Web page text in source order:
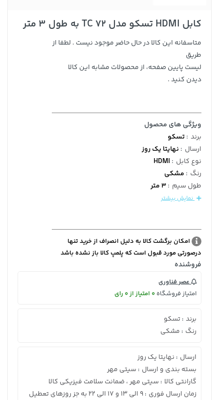
کابل HDMI تسکو مدل TC 72 به طول 3 متر
متاسفانه این کالا در حال حاضر موجود نیست . لطفا از
طریق
لیست پایین صفحه، از محصولات مشابه این کالا
دیدن کنید .
ویژگی های محصول
برند :تسکو
ارسال : نهایتا یک روز
نوع کابل :
HDMI
رنگ : مشکی
طول سیم :3 متر
نمایش بیشتر
امکان برگشت کالا به دلیل انصراف از خرید تنها
درصورتی مورد قبول است که پلمپ کالا باز نشده باشد
فروشنده
عصر فناوری
امتیاز فروشگاه 0 امتیاز از 0 رای
برند : تسکو
رنگ : مشکی
ارسال : نهایتا یک روز
بسته بندی و ارسال : سیتی مهر
گارانتی کالا : سیتی مهر ، ضمانت سلامت فیزیکی کالا
زمان ارسال فوری : 9 الی 13 و 17 الی 22 به جز روزهای تعطیل